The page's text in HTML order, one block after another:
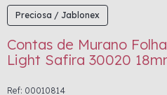
Preciosa / Jablonex
Contas de Murano
Light Safira 30020
Ref: 00010814